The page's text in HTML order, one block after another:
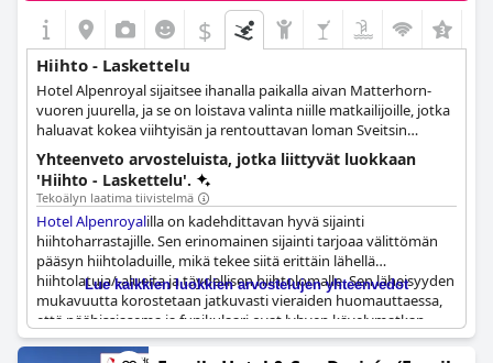
$
Hiihto - Laskettelu
Hotel Alpenroyal sijaitsee ihanalla paikalla aivan Matterhorn-
vuoren juurella, ja se on loistava valinta niille matkailijoille, jotka
haluavat kokea viihtyisän ja rentouttavan loman Sveitsin
Alpeilla. Koska hotelli sijaitsee lähellä vuorta ja hissiä, se on
ihanteellinen paikka laskettelun ystäville, sillä laskettelurinteet
ovat vain muutaman minuutin päässä.
Yhteenveto arvosteluista, jotka liittyvät luokkaan
'Hiihto - Laskettelu'.
Tekoälyn laatima tiivistelmä
Hotel Alpenroyalilla on kadehdittavan hyvä sijainti
hiihtoharrastajille. Sen erinomainen sijainti tarjoaa välittömän
pääsyn hiihtoladuille, mikä tekee siitä erittäin lähellä
hiihtolatuja/-alueita ja täydellisen hiihtolomalle. Sen läheisyyden
mukavuutta korostetaan jatkuvasti vieraiden huomauttaessa,
että päähissiasema ja funikulaari ovat lyhyen kävelymatkan
päässä. Hotelli tarjoaa saumattomat ski-in/ski-out-vaihtoehdot,
Lue kaikkien luokkien arvostelujen yhteenvedot